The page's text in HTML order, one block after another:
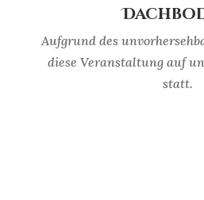
Aufgrund des
diese Veranstaltung auf
statt.